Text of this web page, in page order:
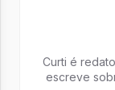
Curti é
escreve